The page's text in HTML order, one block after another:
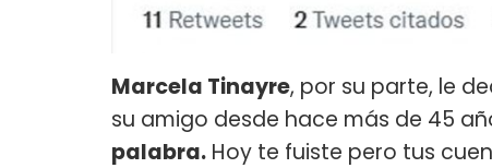
Marcela Tinayre, por su parte, le
su amigo desde hace más de 45
palabra. Hoy te fuiste pero tus